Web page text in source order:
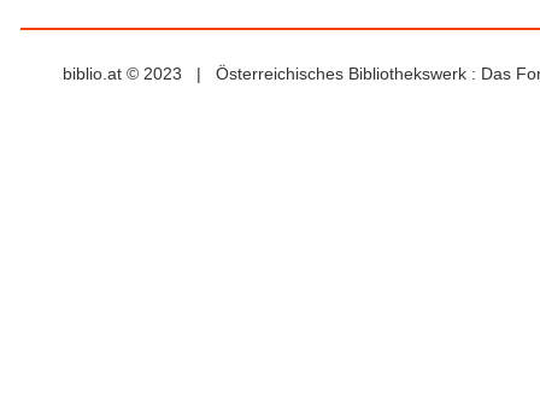
biblio.at © 2023 | Österreichisches Bibliothekswerk : Das